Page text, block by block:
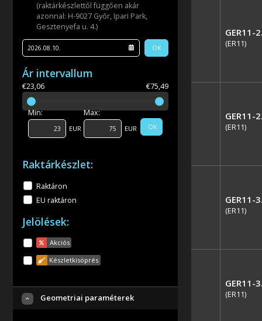
(raktárkészlettől függően akár
azonnal: H-9027 Győr, Ipari Park,
Gesztenyefa u. 4.)
OK
Ár intervallum
€23,06 €75,49
Min:
EUR
Max:
EUR OK
Raktárkészlet:
Raktáron
EU raktáron
Jelölések:
Akciós
Készletkisöprés
Geometriai paraméterek
GER11-
(ER11)
GER11-
(ER11)
GER11-
(ER11)
GER11-
(ER11)